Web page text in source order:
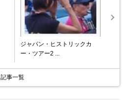
ジャパン・ヒストリックカ
ー・ツアー2 ...
記事一覧